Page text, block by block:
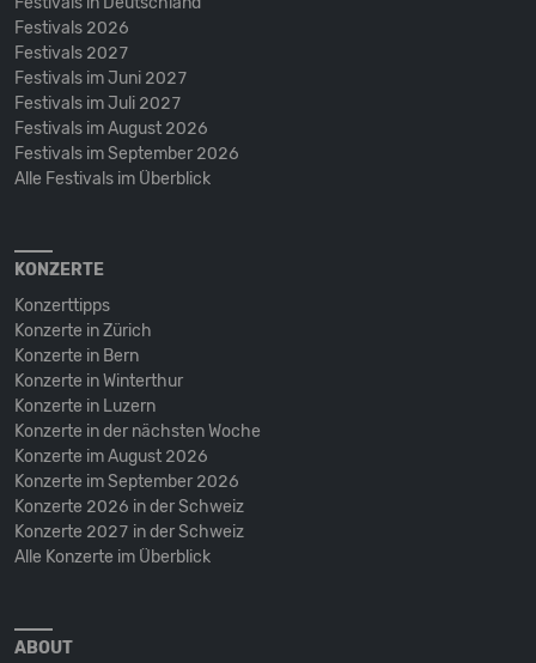
Festivals 2026
Festivals 2027
Festivals im Juni 2027
Festivals im Juli 2027
Festivals im August 2026
Festivals im September 2026
Alle Festivals im Überblick
KONZERTE
Konzerttipps
Konzerte in Zürich
Konzerte in Bern
Konzerte in Winterthur
Konzerte in Luzern
Konzerte in der nächsten Woche
Konzerte im August 2026
Konzerte im September 2026
Konzerte 2026 in der Schweiz
Konzerte 2027 in der Schweiz
Alle Konzerte im Überblick
ABOUT